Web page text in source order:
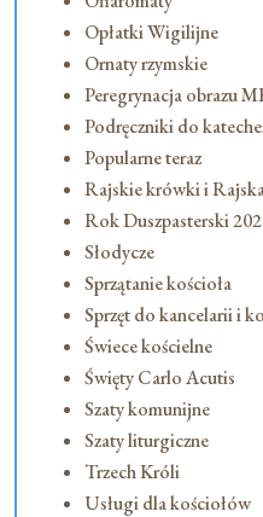
Opłatki Wigilijne
Ornaty rzymskie
Peregrynacja obrazu
Podręczniki do
Popularne teraz
Rajskie krówki i
Rok Duszpasterski
Słodycze
Sprzątanie kościoła
Sprzęt do kancelarii i
Świece kościelne
Święty Carlo Acutis
Szaty komunijne
Szaty liturgiczne
Trzech Króli
Usługi dla kościołów